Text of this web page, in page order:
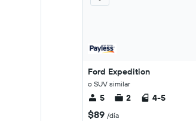
Ford Expedition
o SUV similar
5 2 4-5
$89 /día